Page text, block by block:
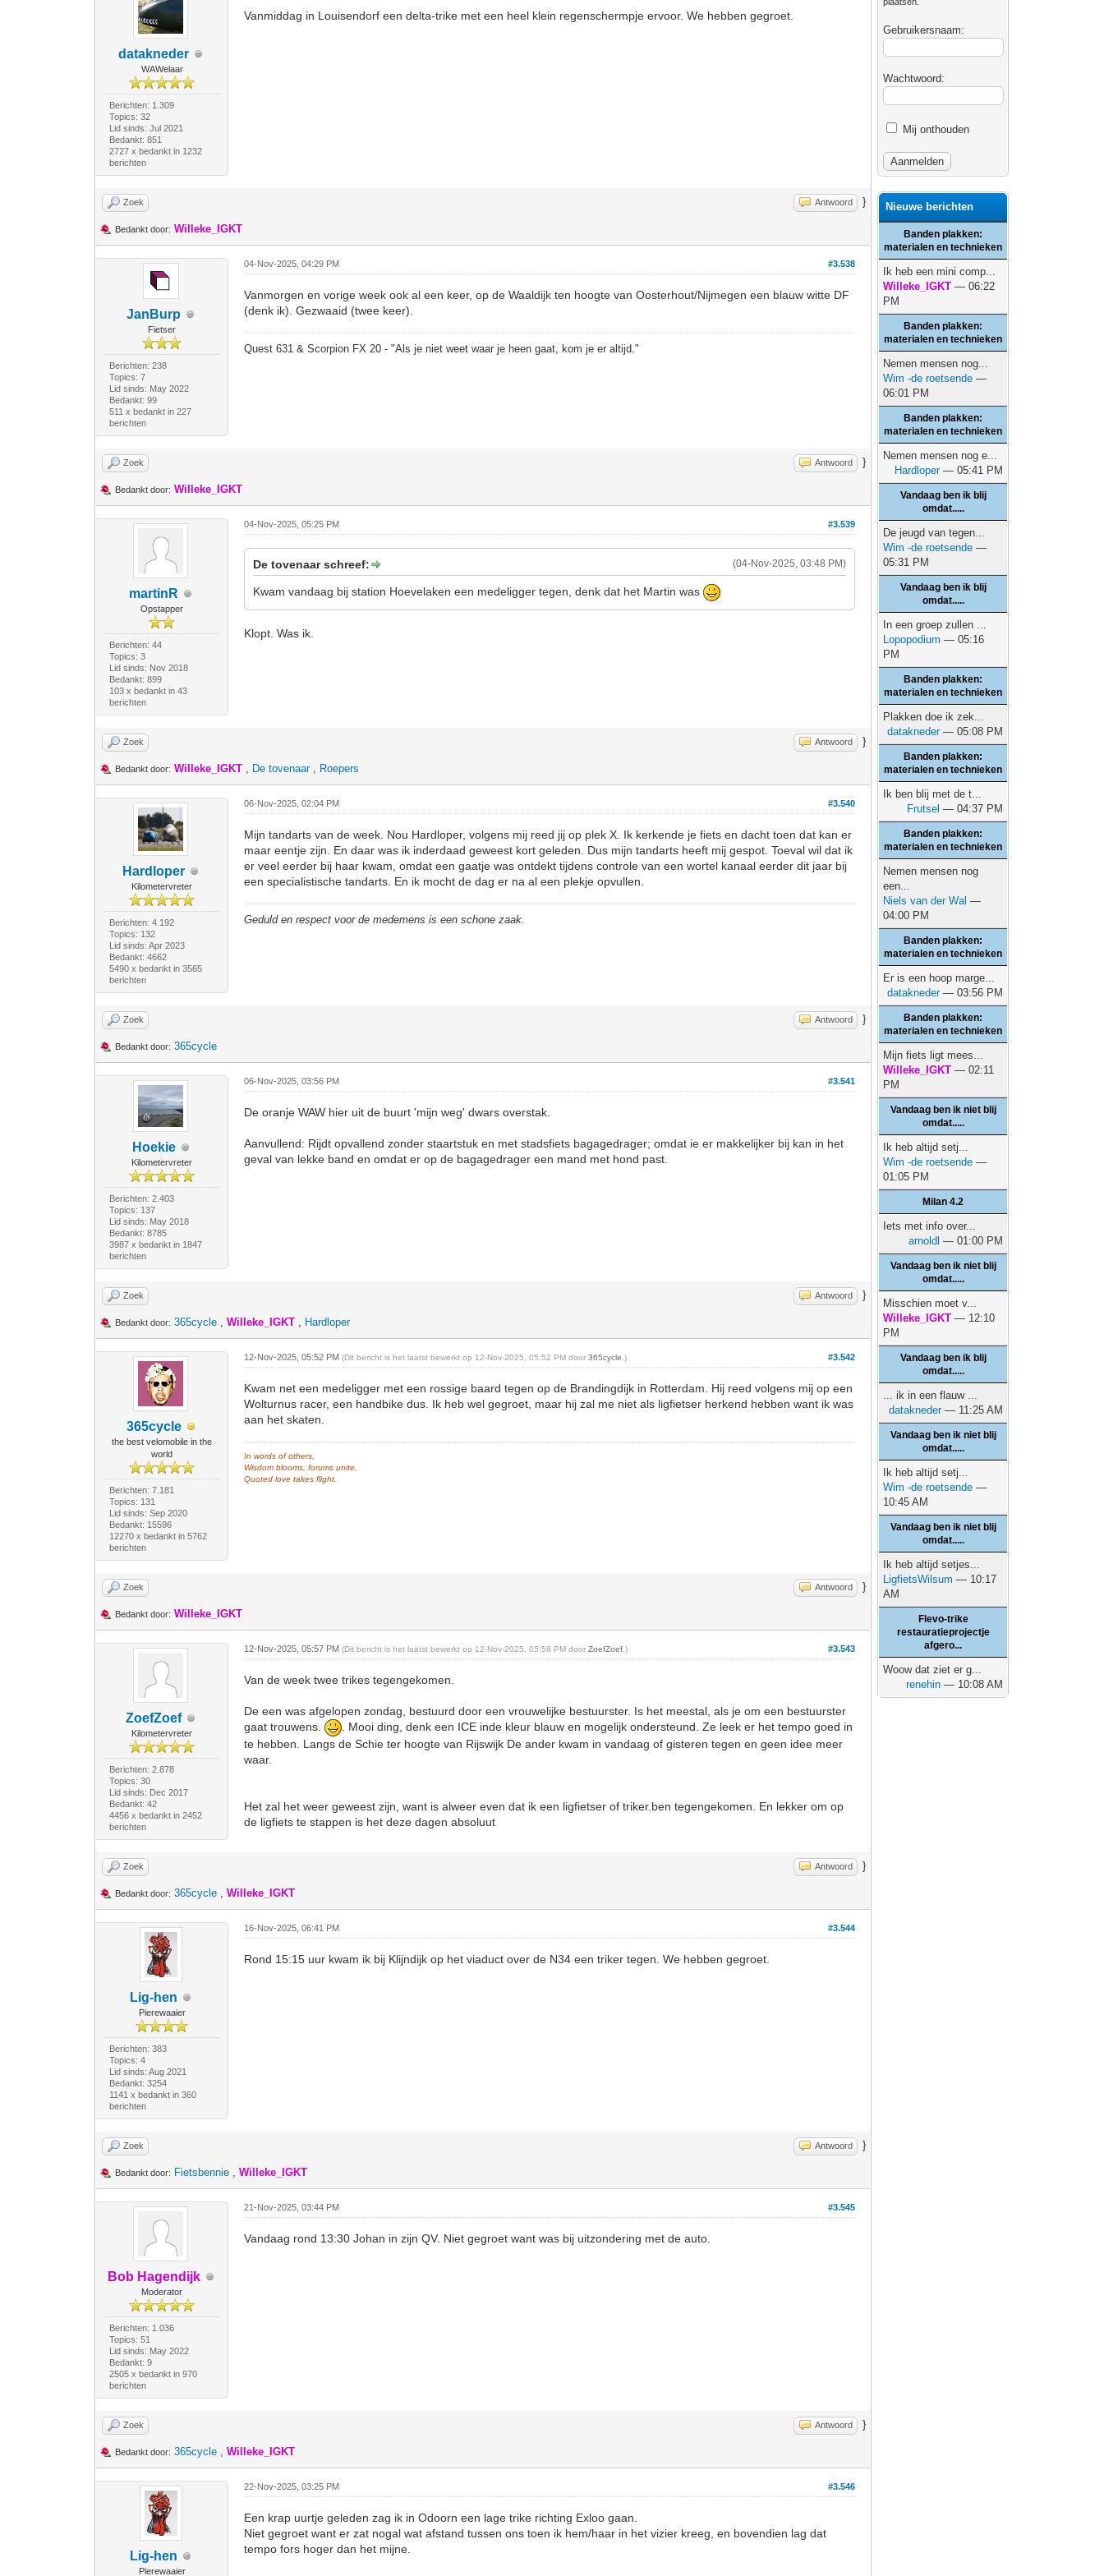
datakneder
WAWelaar
Berichten: 1.309
Topics: 32
Lid sinds: Jul 2021
Bedankt: 851
2727 x bedankt in 1232
berichten
Vanmiddag in Louisendorf een delta-trike met een heel klein regenschermpje ervoor. We hebben gegroet.
Zoek Antwoord }
Bedankt door: Willeke_IGKT
JanBurp
Fietser
Berichten: 238
Topics: 7
Lid sinds: May 2022
Bedankt: 99
511 x bedankt in 227
berichten
#3.538
04-Nov-2025, 04:29 PM
Vanmorgen en vorige week ook al een keer, op de Waaldijk ten hoogte van Oosterhout/Nijmegen een blauw witte DF
(denk ik). Gezwaaid (twee keer).
Quest 631 & Scorpion FX 20 - "Als je niet weet waar je heen gaat, kom je er altijd."
Zoek Antwoord }
Bedankt door: Willeke_IGKT
martinR
Opstapper
Berichten: 44
Topics: 3
Lid sinds: Nov 2018
Bedankt: 899
103 x bedankt in 43
berichten
#3.539
04-Nov-2025, 05:25 PM
(04-Nov-2025, 03:48 PM)
De tovenaar schreef:
Kwam vandaag bij station Hoevelaken een medeligger tegen, denk dat het Martin was
Klopt. Was ik.
Zoek Antwoord }
Bedankt door: Willeke_IGKT , De tovenaar, Roepers
Hardloper
Kilometervreter
Berichten: 4.192
Topics: 132
Lid sinds: Apr 2023
Bedankt: 4662
5490 x bedankt in 3565
berichten
#3.540
06-Nov-2025, 02:04 PM
Mijn tandarts van de week. Nou Hardloper, volgens mij reed jij op plek X. Ik kerkende je fiets en dacht toen dat kan er
maar eentje zijn. En daar was ik inderdaad geweest kort geleden. Dus mijn tandarts heeft mij gespot. Toeval wil dat ik
er veel eerder bij haar kwam, omdat een gaatje was ontdekt tijdens controle van een wortel kanaal eerder dit jaar bij
een specialistische tandarts. En ik mocht de dag er na al een plekje opvullen.
Geduld en respect voor de medemens is een schone zaak.
Zoek Antwoord }
Bedankt door: 365cycle
Hoekie
Kilometervreter
Berichten: 2.403
Topics: 137
Lid sinds: May 2018
Bedankt: 8785
3987 x bedankt in 1847
berichten
#3.541
06-Nov-2025, 03:56 PM
De oranje WAW hier uit de buurt 'mijn weg' dwars overstak.
Aanvullend: Rijdt opvallend zonder staartstuk en met stadsfiets bagagedrager; omdat ie er makkelijker bij kan in het
geval van lekke band en omdat er op de bagagedrager een mand met hond past.
Zoek Antwoord }
Bedankt door: 365cycle ,Willeke_IGKT , Hardloper
365cycle
the best velomobile in the
world
Berichten: 7.181
Topics: 131
Lid sinds: Sep 2020
Bedankt: 15596
12270 x bedankt in 5762
berichten
#3.542
12-Nov-2025, 05:52 PM(Dit bericht is het laatst bewerkt op 12-Nov-2025, 05:52 PM door365cycle .)
Kwam net een medeligger met een rossige baard tegen op de Brandingdijk in Rotterdam. Hij reed volgens mij op een
Wolturnus racer, een handbike dus. Ik heb wel gegroet, maar hij zal me niet als ligfietser herkend hebben want ik was
aan het skaten.
In words of others,
Wisdom blooms, forums unite,
Quoted love takes flight.
Zoek Antwoord }
Bedankt door: Willeke_IGKT
ZoefZoef
Kilometervreter
Berichten: 2.878
Topics: 30
Lid sinds: Dec 2017
Bedankt: 42
4456 x bedankt in 2452
berichten
#3.543
12-Nov-2025, 05:57 PM(Dit bericht is het laatst bewerkt op 12-Nov-2025, 05:58 PM doorZoefZoef .)
Van de week twee trikes tegengekomen.
De een was afgelopen zondag, bestuurd door een vrouwelijke bestuurster. Is het meestal, als je om een bestuurster
gaat trouwens.
. Mooi ding, denk een ICE inde kleur blauw en mogelijk ondersteund. Ze leek er het tempo goed in
te hebben. Langs de Schie ter hoogte van Rijswijk De ander kwam in vandaag of gisteren tegen en geen idee meer
waar.
Het zal het weer geweest zijn, want is alweer even dat ik een ligfietser of triker.ben tegengekomen. En lekker om op
de ligfiets te stappen is het deze dagen absoluut
Zoek Antwoord }
Bedankt door: 365cycle ,Willeke_IGKT
Lig-hen
Pierewaaier
Berichten: 383
Topics: 4
Lid sinds: Aug 2021
Bedankt: 3254
1141 x bedankt in 360
berichten
#3.544
16-Nov-2025, 06:41 PM
Rond 15:15 uur kwam ik bij Klijndijk op het viaduct over de N34 een triker tegen. We hebben gegroet.
Zoek Antwoord }
Bedankt door: Fietsbennie ,Willeke_IGKT
Bob Hagendijk
Moderator
Berichten: 1.036
Topics: 51
Lid sinds: May 2022
Bedankt: 9
2505 x bedankt in 970
berichten
#3.545
21-Nov-2025, 03:44 PM
Vandaag rond 13:30 Johan in zijn QV. Niet gegroet want was bij uitzondering met de auto.
Zoek Antwoord }
Bedankt door: 365cycle ,Willeke_IGKT
Lig-hen
Pierewaaier
#3.546
22-Nov-2025, 03:25 PM
Een krap uurtje geleden zag ik in Odoorn een lage trike richting Exloo gaan.
Niet gegroet want er zat nogal wat afstand tussen ons toen ik hem/haar in het vizier kreeg, en bovendien lag dat
tempo fors hoger dan het mijne.
Gebruikersnaam:
Wachtwoord:
Mij onthouden
Nieuwe berichten
Banden plakken:
materialen en technieken
Ik heb een mini comp...
Willeke_IGKT — 06:22
PM
Banden plakken:
materialen en technieken
Nemen mensen nog...
Wim -de roetsende —
06:01 PM
Banden plakken:
materialen en technieken
Nemen mensen nog e...
Hardloper— 05:41 PM
Vandaag ben ik blij
omdat.....
De jeugd van tegen...
Wim -de roetsende —
05:31 PM
Vandaag ben ik blij
omdat.....
In een groep zullen ...
Lopopodium — 05:16
PM
Banden plakken:
materialen en technieken
Plakken doe ik zek...
datakneder— 05:08 PM
Banden plakken:
materialen en technieken
Ik ben blij met de t...
Frutsel — 04:37 PM
Banden plakken:
materialen en technieken
Nemen mensen nog
een...
Niels van der Wal —
04:00 PM
Banden plakken:
materialen en technieken
Er is een hoop marge...
datakneder— 03:56 PM
Banden plakken:
materialen en technieken
Mijn fiets ligt mees...
Willeke_IGKT — 02:11
PM
Vandaag ben ik niet blij
omdat.....
Ik heb altijd setj...
Wim -de roetsende —
01:05 PM
Milan 4.2
Iets met info over...
arnoldl — 01:00 PM
Vandaag ben ik niet blij
omdat.....
Misschien moet v...
Willeke_IGKT — 12:10
PM
Vandaag ben ik blij
omdat.....
... ik in een flauw ...
datakneder— 11:25 AM
Vandaag ben ik niet blij
omdat.....
Ik heb altijd setj...
Wim -de roetsende —
10:45 AM
Vandaag ben ik niet blij
omdat.....
Ik heb altijd setjes...
LigfietsWilsum — 10:17
AM
Flevo-trike
restauratieprojectje
afgero...
Woow dat ziet er g...
renehin — 10:08 AM